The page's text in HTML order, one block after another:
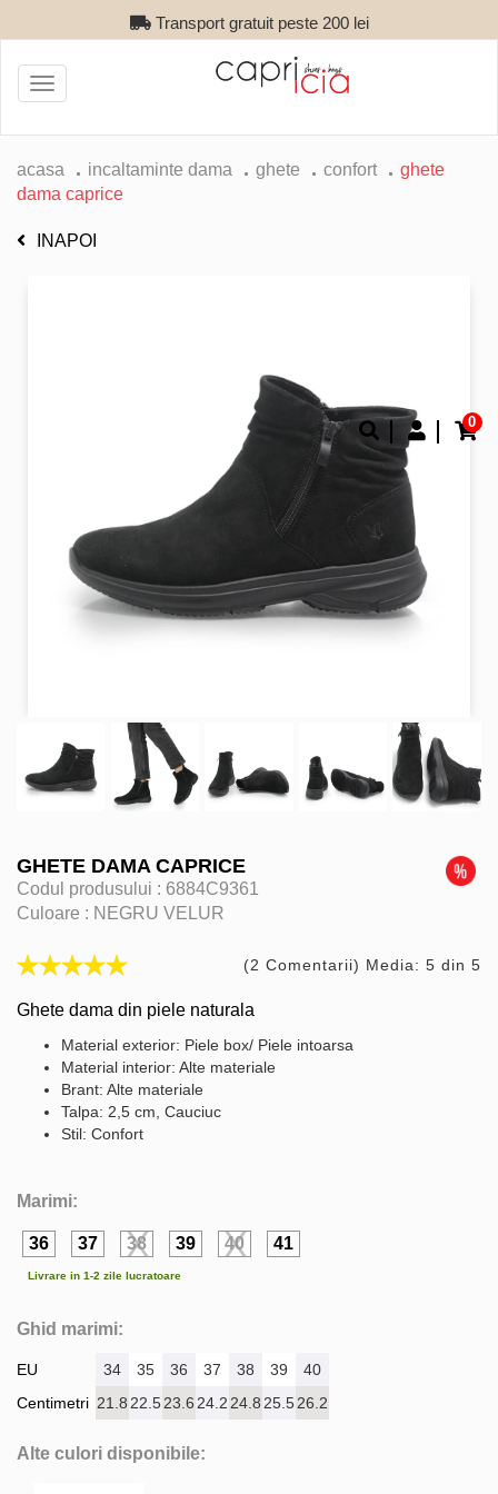
Transport gratuit peste 200 lei
0
Toggle
navigation
acasa incaltaminte dama ghete confort
ghete
dama caprice
INAPOI
GHETE DAMA CAPRICE
Codul produsului : 6884C9361
Culoare : NEGRU VELUR
(2 Comentarii) Media: 5 din 5
Ghete dama din piele naturala
Material exterior: Piele box/ Piele intoarsa
Material interior: Alte materiale
Brant: Alte materiale
Talpa: 2,5 cm, Cauciuc
Stil: Confort
Marimi:
36 37 38 39 40 41
Livrare in 1-2 zile lucratoare
Ghid marimi:
EU
Centimetri
34 35 36 37 38 39
40
21.8 22.523.6 24.2 24.8 25.526.2
Alte culori disponibile: